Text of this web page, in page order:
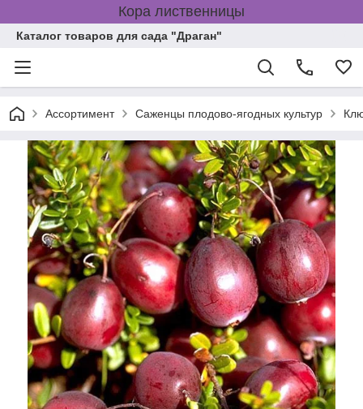
Кора лиственницы
Каталог товаров для сада "Драган"
Ассортимент Саженцы плодово-ягодных культур